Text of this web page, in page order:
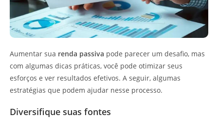
Aumentar sua renda passiva pode parecer um desafio, mas
com algumas dicas práticas, você pode otimizar seus
esforços e ver resultados efetivos. A seguir, algumas
estratégias que podem ajudar nesse processo.
Diversifique suas fontes